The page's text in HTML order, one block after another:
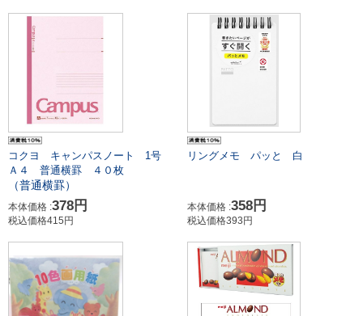
コクヨ キャンパスノート 1号
Ａ４ 普通横罫 ４０枚
（普通横罫）
本体価格 :378円
税込価格415円
リングメモ パッと 白
本体価格 :358円
税込価格393円